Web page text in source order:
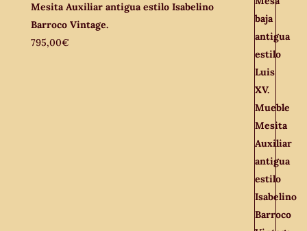
Mesita Auxiliar antigua estilo Isabelino
Barroco Vintage.
795,00€